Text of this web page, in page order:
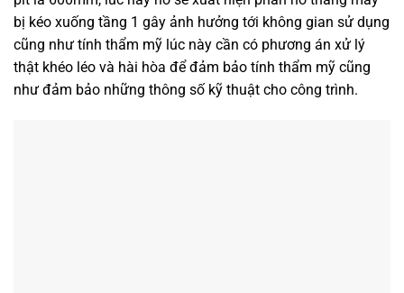
bị kéo xuống tầng 1 gây ảnh hưởng tới không gian sử dụng
cũng như tính thẩm mỹ lúc này cần có phương án xử lý
thật khéo léo và hài hòa để đảm bảo tính thẩm mỹ cũng
như đảm bảo những thông số kỹ thuật cho công trình.